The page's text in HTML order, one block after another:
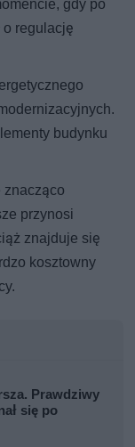
gdy po
o regulację
budynku
znacząco
przynosi
znajduje się
kosztowny
Prawdziwy
się po